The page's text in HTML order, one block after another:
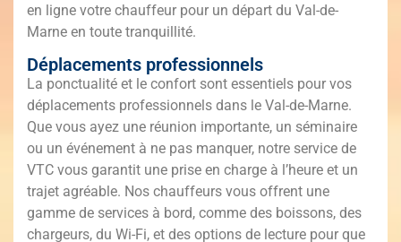
en ligne votre chauffeur pour un départ du Val-de-
Marne en toute tranquillité.
Déplacements professionnels
La ponctualité et le confort sont essentiels pour vos
déplacements professionnels dans le Val-de-Marne.
Que vous ayez une réunion importante, un séminaire
ou un événement à ne pas manquer, notre service de
VTC vous garantit une prise en charge à l’heure et un
trajet agréable. Nos chauffeurs vous offrent une
gamme de services à bord, comme des boissons, des
chargeurs, du Wi-Fi, et des options de lecture pour que